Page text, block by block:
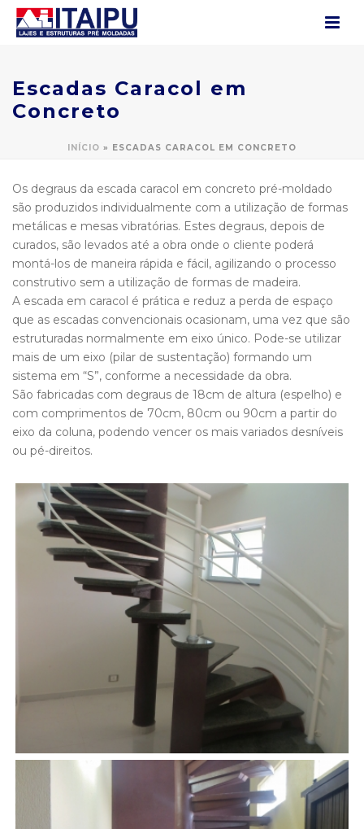
Escadas Caracol em
Concreto
INÍCIO » ESCADAS CARACOL EM CONCRETO
Os degraus da escada caracol em concreto pré-moldado
são produzidos individualmente com a utilização de formas
metálicas e mesas vibratórias. Estes degraus, depois de
curados, são levados até a obra onde o cliente poderá
montá-los de maneira rápida e fácil, agilizando o processo
construtivo sem a utilização de formas de madeira.
A escada em caracol é prática e reduz a perda de espaço
que as escadas convencionais ocasionam, uma vez que são
estruturadas normalmente em eixo único. Pode-se utilizar
mais de um eixo (pilar de sustentação) formando um
sistema em “S”, conforme a necessidade da obra.
São fabricadas com degraus de 18cm de altura (espelho) e
com comprimentos de 70cm, 80cm ou 90cm a partir do
eixo da coluna, podendo vencer os mais variados desníveis
ou pé-direitos.